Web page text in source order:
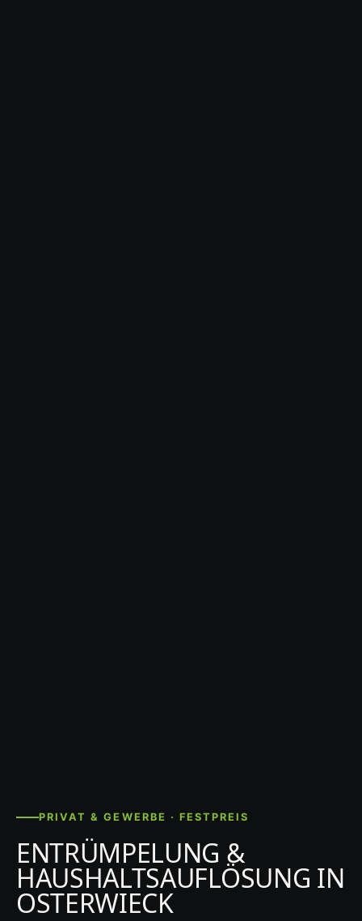
PRIVAT & GEWERBE · FESTPREIS
ENTRÜMPELUNG &
HAUSHALTSAUFLÖSUNG IN
OSTERWIECK